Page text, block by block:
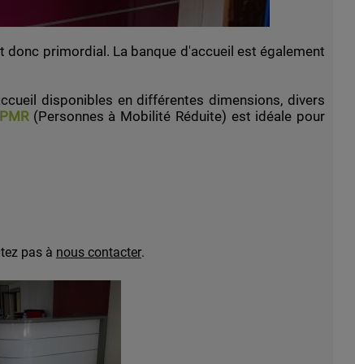
primordial. La banque d'accueil est également
disponibles en différentes dimensions, divers
(Personnes à Mobilité Réduite) est idéale pour
pas à nous contacter.